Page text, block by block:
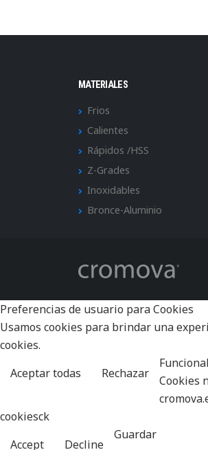
MATERIALES
Frios
Calientes
Rápidos /HSS
Z-Grades
Inoxidables
Bronce-Aluminio
Preferencias de usuario para Cookies
Usamos cookies para brindar una
cookies.
Aceptar todas
Rechazar
Cookies
cookiesck
Accept
Decline
Guardar